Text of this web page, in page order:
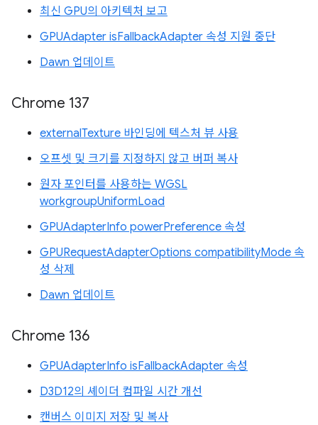
최신 GPU의 아키텍처 보고
GPUAdapter isFallbackAdapter 속성 지원 중단
Dawn 업데이트
Chrome 137
externalTexture 바인딩에 텍스처 뷰 사용
오프셋 및 크기를 지정하지 않고 버퍼 복사
원자 포인터를 사용하는 WGSL
workgroupUniformLoad
GPUAdapterInfo powerPreference 속성
GPURequestAdapterOptions compatibilityMode 속
성 삭제
Dawn 업데이트
Chrome 136
GPUAdapterInfo isFallbackAdapter 속성
D3D12의 셰이더 컴파일 시간 개선
캔버스 이미지 저장 및 복사